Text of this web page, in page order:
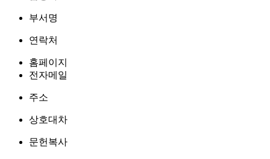
부서명
연락처
홈페이지
전자메일
주소
상호대차
문헌복사